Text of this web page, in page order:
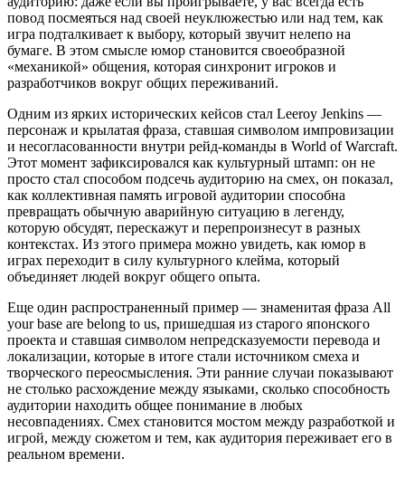
повод посмеяться над своей неуклюжестью или над тем, как
игра подталкивает к выбору, который звучит нелепо на
бумаге. В этом смысле юмор становится своеобразной
«механикой» общения, которая синхронит игроков и
разработчиков вокруг общих переживаний.
Одним из ярких исторических кейсов стал Leeroy Jenkins —
персонаж и крылатая фраза, ставшая символом импровизации
и несогласованности внутри рейд-команды в World of Warcraft.
Этот момент зафиксировался как культурный штамп: он не
просто стал способом подсечь аудиторию на смех, он показал,
как коллективная память игровой аудитории способна
превращать обычную аварийную ситуацию в легенду,
которую обсудят, перескажут и перепроизнесут в разных
контекстах. Из этого примера можно увидеть, как юмор в
играх переходит в силу культурного клейма, который
объединяет людей вокруг общего опыта.
Еще один распространенный пример — знаменитая фраза All
your base are belong to us, пришедшая из старого японского
проекта и ставшая символом непредсказуемости перевода и
локализации, которые в итоге стали источником смеха и
творческого переосмысления. Эти ранние случаи показывают
не столько расхождение между языками, сколько способность
аудитории находить общее понимание в любых
несовпадениях. Смех становится мостом между разработкой и
игрой, между сюжетом и тем, как аудитория переживает его в
реальном времени.